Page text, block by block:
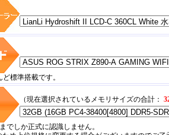
標準搭載です。
（現在選択されているメモリサイズの合計：
でしか正式に認識しません。